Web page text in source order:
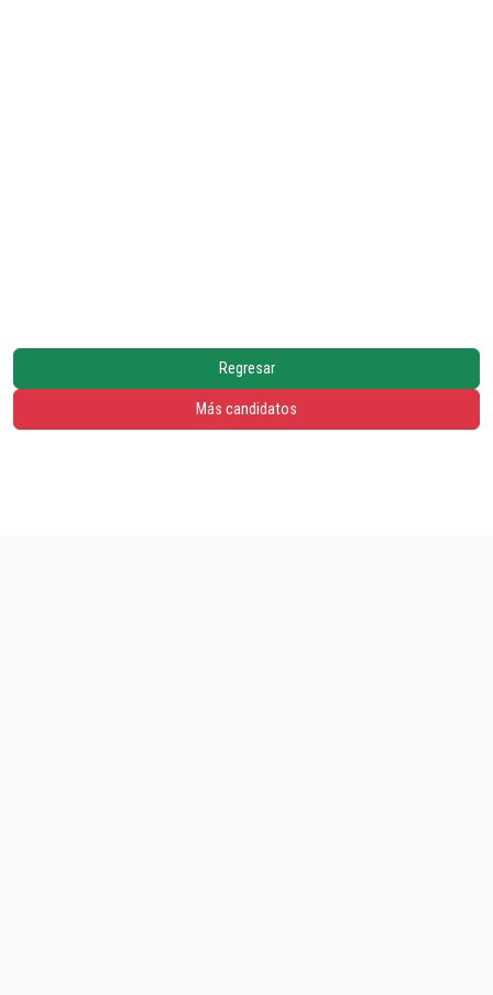
Regresar
Más candidatos